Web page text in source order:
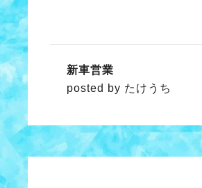
新車営業
posted by たけうち